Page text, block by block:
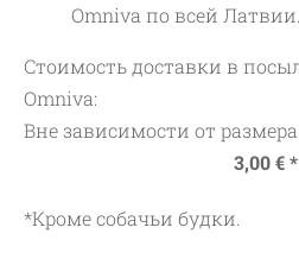
Omniva по всей Латвии.
Стоимость доставки в
Omniva:
Вне зависимости от размера
3,00 € *
*Кроме собачьи будки.